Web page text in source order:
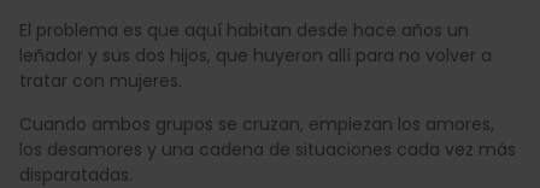
El problema es que aquí habitan desde hace años un
leñador y sus dos hijos, que huyeron allí para no volver a
tratar con mujeres.
Cuando ambos grupos se cruzan, empiezan los amores,
los desamores y una cadena de situaciones cada vez más
disparatadas.